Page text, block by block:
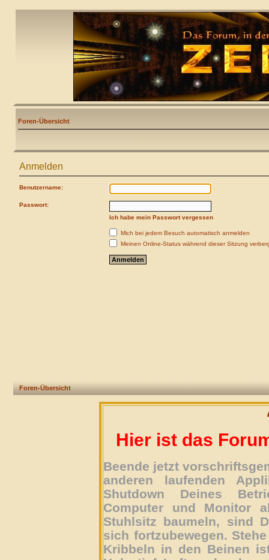
Foren-Übersicht
Anmelden
Benutzername:
Passwort:
Ich habe mein Passwort vergessen
Mich bei jedem Besuch automatisch anmelden
Meinen Online-Status während dieser Sitzung
Foren-Übersicht
Hier ist das
Beende jetzt
anderen laufenden
Shutdown Deines
Computer und Monitor
Stuhlsitz baumeln, sind
sich fortzubewegen.
Kribbeln in den Beinen